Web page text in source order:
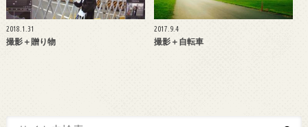
2018.1.31
撮影＋贈り物
2017.9.4
撮影＋自転車